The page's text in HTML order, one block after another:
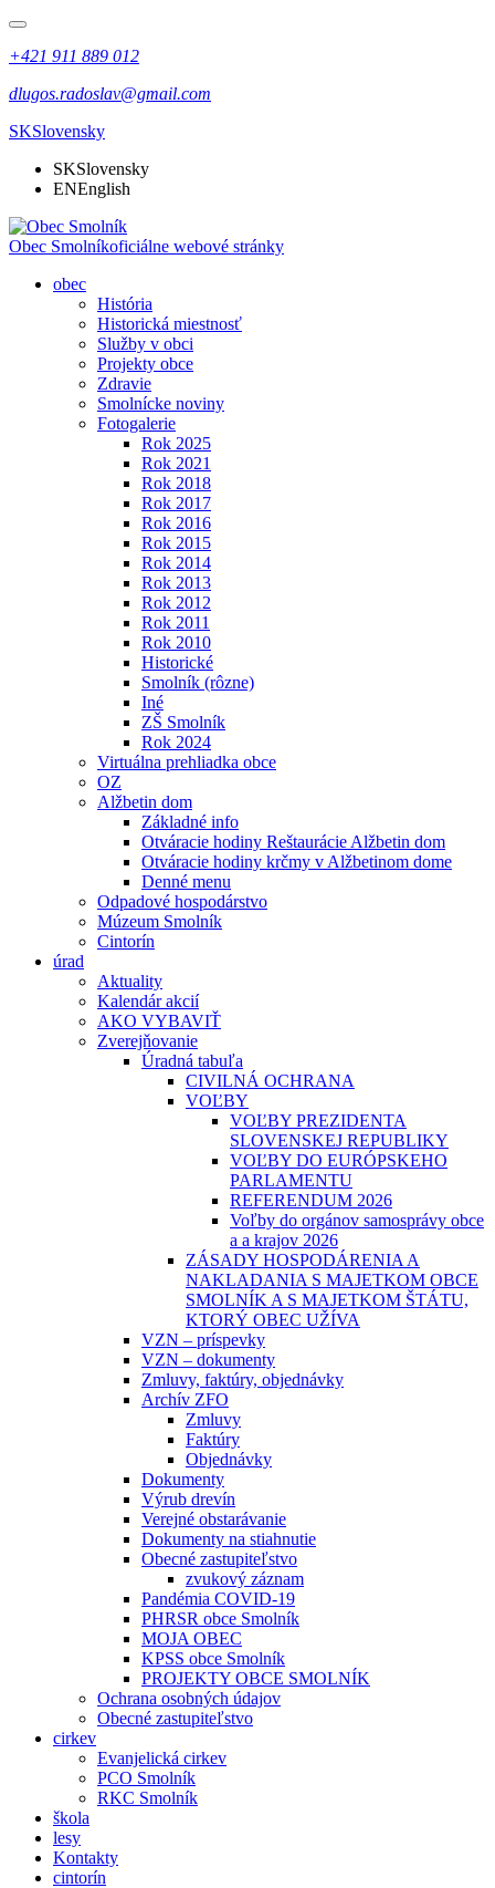
+421 911 889 012
dlugos.radoslav@gmail.com
SKSlovensky
SKSlovensky
ENEnglish
Obec Smolníkoficiálne webové stránky
obec
História
Historická miestnosť
Služby v obci
Projekty obce
Zdravie
Smolnícke noviny
Fotogalerie
Rok 2025
Rok 2021
Rok 2018
Rok 2017
Rok 2016
Rok 2015
Rok 2014
Rok 2013
Rok 2012
Rok 2011
Rok 2010
Historické
Smolník (rôzne)
Iné
ZŠ Smolník
Rok 2024
Virtuálna prehliadka obce
OZ
Alžbetin dom
Základné info
Otváracie hodiny Reštaurácie Alžbetin dom
Otváracie hodiny krčmy v Alžbetinom dome
Denné menu
Odpadové hospodárstvo
Múzeum Smolník
Cintorín
úrad
Aktuality
Kalendár akcií
AKO VYBAVIŤ
Zverejňovanie
Úradná tabuľa
CIVILNÁ OCHRANA
VOĽBY
VOĽBY PREZIDENTA
SLOVENSKEJ REPUBLIKY
VOĽBY DO EURÓPSKEHO
PARLAMENTU
REFERENDUM 2026
Voľby do orgánov samosprávy obce
a a krajov 2026
ZÁSADY HOSPODÁRENIA A
NAKLADANIA S MAJETKOM OBCE
SMOLNÍK A S MAJETKOM ŠTÁTU,
KTORÝ OBEC UŽÍVA
VZN – príspevky
VZN – dokumenty
Zmluvy, faktúry, objednávky
Archív ZFO
Zmluvy
Faktúry
Objednávky
Dokumenty
Výrub drevín
Verejné obstarávanie
Dokumenty na stiahnutie
Obecné zastupiteľstvo
zvukový záznam
Pandémia COVID-19
PHRSR obce Smolník
MOJA OBEC
KPSS obce Smolník
PROJEKTY OBCE SMOLNÍK
Ochrana osobných údajov
Obecné zastupiteľstvo
cirkev
Evanjelická cirkev
PCO Smolník
RKC Smolník
škola
lesy
Kontakty
cintorín